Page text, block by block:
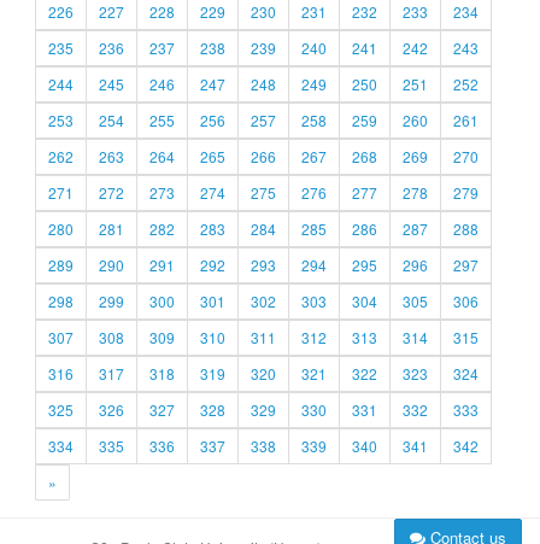
226
227 228 229 230 231 232 233
234
235
236 237 238 239 240 241 242
243
244
245 246 247 248 249 250 251
252
253
254 255 256 257 258 259 260
261
262
263 264 265 266 267 268 269
270
271
272 273 274 275 276 277 278
279
280
281 282 283 284 285 286 287
288
289
290 291 292 293 294 295 296
297
298
299 300 301 302 303 304 305
306
307
308 309 310 311 312 313 314
315
316
317 318 319 320 321 322 323
324
325
326 327 328 329 330 331 332
333
334
335 336 337 338 339 340 341
342
»
Contact us